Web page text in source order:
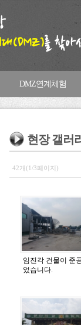
DMZ연계체험
현장 갤러
42개(1/3페이지)
임진각 건물이 준
었습니다.